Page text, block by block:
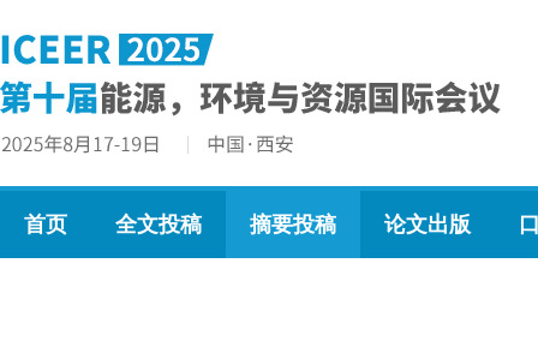
首页 全文投稿 摘要投稿 论文出版